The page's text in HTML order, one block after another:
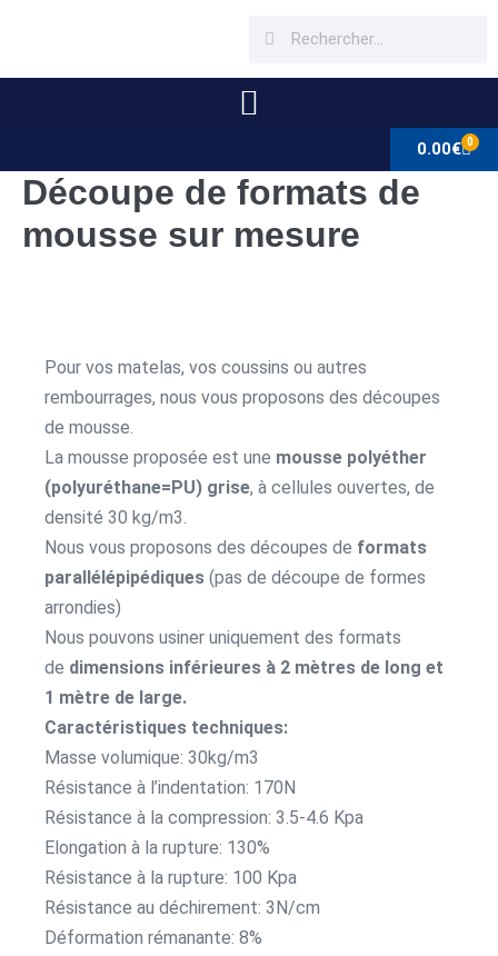
0.00€ 0
Découpe de formats de
mousse sur mesure
Pour vos matelas, vos coussins ou autres
rembourrages, nous vous proposons des découpes
de mousse.
La mousse proposée est une mousse polyéther
(polyuréthane=PU) grise, à cellules ouvertes, de
densité 30 kg/m3.
Nous vous proposons des découpes de formats
parallélépipédiques (pas de découpe de formes
arrondies)
Nous pouvons usiner uniquement des formats
de dimensions inférieures à 2 mètres de long et
1 mètre de large.
Caractéristiques techniques:
Masse volumique: 30kg/m3
Résistance à l’indentation: 170N
Résistance à la compression: 3.5-4.6 Kpa
Elongation à la rupture: 130%
Résistance à la rupture: 100 Kpa
Résistance au déchirement: 3N/cm
Déformation rémanante: 8%